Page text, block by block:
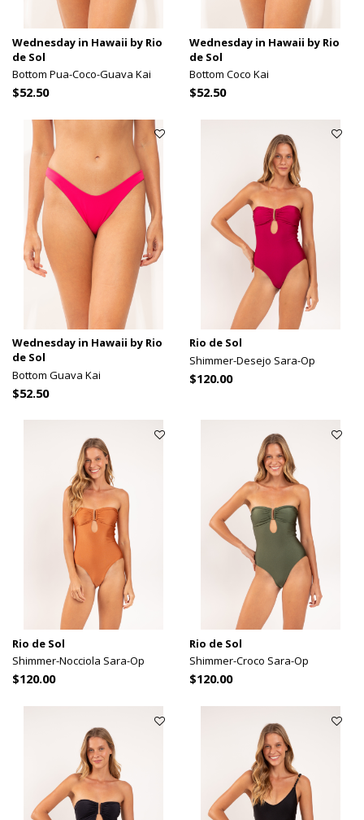
Wednesday in Hawaii by Rio
de Sol
Bottom Pua-Coco-Guava Kai
$52.50
Wednesday in Hawaii by Rio
de Sol
Bottom Coco Kai
$52.50
Wednesday in Hawaii by Rio
de Sol
Bottom Guava Kai
$52.50
Rio de Sol
Shimmer-Desejo Sara-Op
$120.00
Rio de Sol
Shimmer-Nocciola Sara-Op
$120.00
Rio de Sol
Shimmer-Croco Sara-Op
$120.00